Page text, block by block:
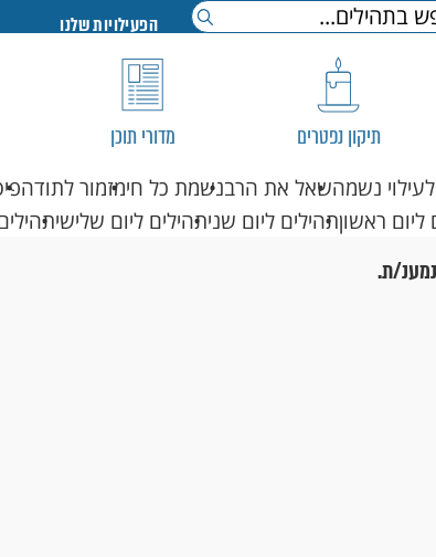
הפעילויות שלנו
תיקון נפטרים מדורי תוכן
נשמהשאל את הרבנשמת כל חימזמור לתודה
ליום ראשוןתהילים ליום שניתהילים ליום שלישי
ת.